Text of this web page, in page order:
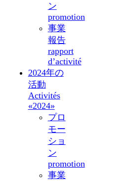
ン
promotion
事業
報告
rapport
d’activité
2024年の
活動
Activités
«2024»
プロ
モー
ショ
ン
promotion
事業